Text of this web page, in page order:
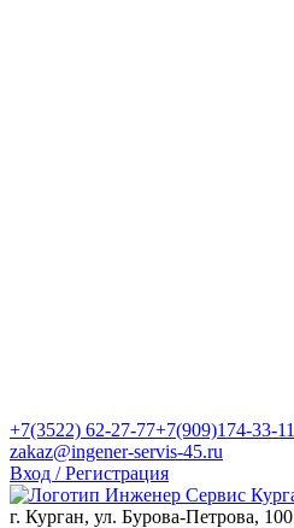
+7(3522) 62-27-77+7(909)174-33-11
zakaz@ingener-servis-45.ru
Вход / Регистрация
г. Курган, ул. Бурова-Петрова, 100